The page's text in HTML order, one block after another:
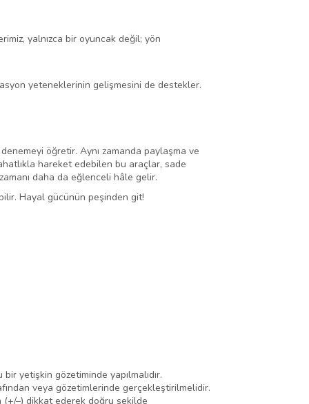
yalnızca bir oyuncak değil; yön
yeteneklerinin gelişmesini de destekler.
öğretir. Aynı zamanda paylaşma ve
hareket edebilen bu araçlar, sade
daha da eğlenceli hâle gelir.
Hayal gücünün peşinden git!
yetişkin gözetiminde yapılmalıdır.
veya gözetimlerinde gerçekleştirilmelidir.
(+/–) dikkat ederek doğru şekilde